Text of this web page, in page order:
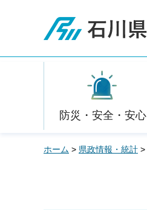
石川県
防災・安全・安心
ホーム > 県政情報・統計 >